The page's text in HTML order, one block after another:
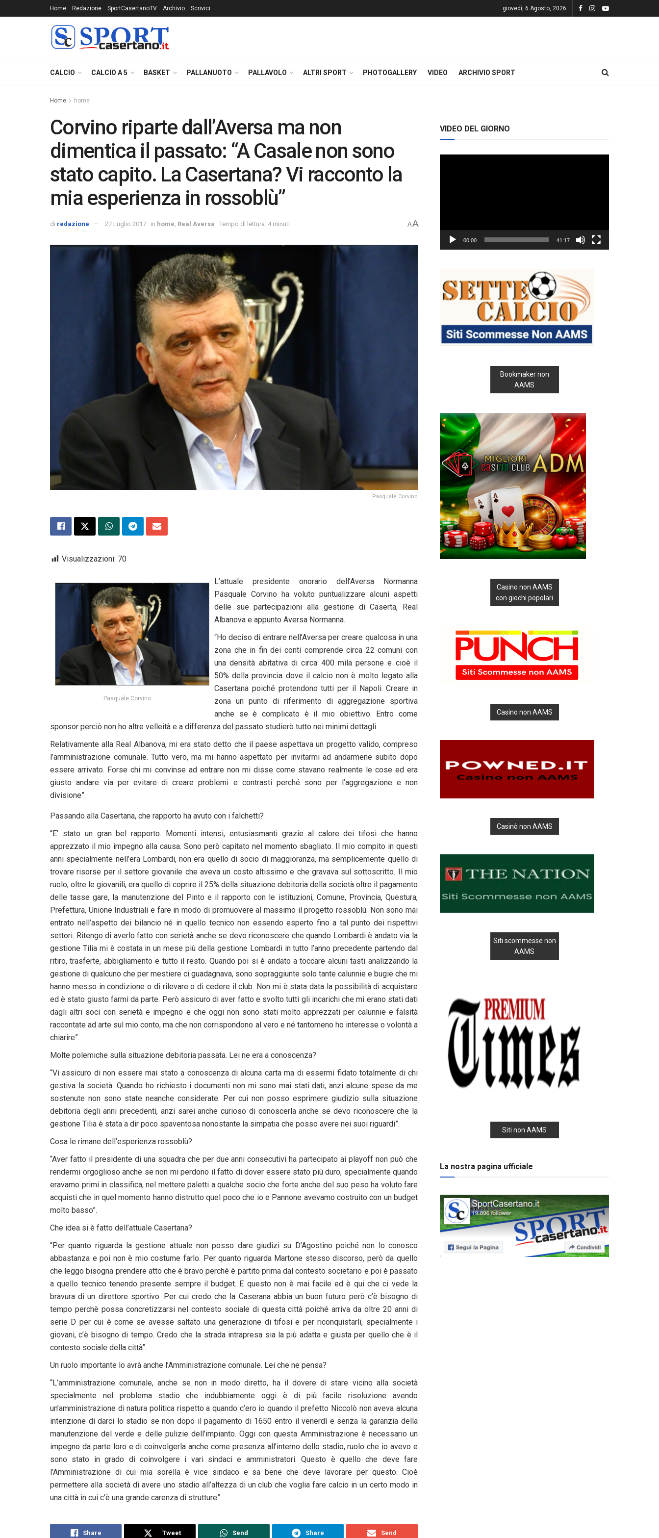
Home Redazione SportCasertanoTV Archivio Scrivici giovedì, 6 Agosto, 2026
CALCIO CALCIO A 5 BASKET PALLANUOTO PALLAVOLO ALTRI SPORT PHOTOGALLERY VIDEO ARCHIVIO SPORT
Home home
Corvino riparte dall’Aversa ma non
dimentica il passato: “A Casale non sono
stato capito. La Casertana? Vi racconto la
mia esperienza in rossoblù”
di redazione 27 Luglio 2017 in home Real Aversa Tempo di lettura: 4 minuti AA
Pasquale Corvino
Visualizzazioni: 70
Pasquale Corvino
L’attuale presidente onorario dell’Aversa Normanna
Pasquale Corvino ha voluto puntualizzare alcuni aspetti
delle sue partecipazioni alla gestione di Caserta, Real
Albanova e appunto Aversa Normanna.
“Ho deciso di entrare nell’Aversa per creare qualcosa in una
zona che in fin dei conti comprende circa 22 comuni con
una densità abitativa di circa 400 mila persone e cioè il
50% della provincia dove il calcio non è molto legato alla
Casertana poiché protendono tutti per il Napoli. Creare in
zona un punto di riferimento di aggregazione sportiva
anche se è complicato è il mio obiettivo. Entro come
sponsor perciò non ho altre velleità e a differenza del passato studierò tutto nei minimi dettagli.
Relativamente alla Real Albanova, mi era stato detto che il paese aspettava un progetto valido, compreso
l’amministrazione comunale. Tutto vero, ma mi hanno aspettato per invitarmi ad andarmene subito dopo
essere arrivato. Forse chi mi convinse ad entrare non mi disse come stavano realmente le cose ed era
giusto andare via per evitare di creare problemi e contrasti perché sono per l’aggregazione e non
divisione”.
Passando alla Casertana, che rapporto ha avuto con i falchetti?
“E’ stato un gran bel rapporto. Momenti intensi, entusiasmanti grazie al calore dei tifosi che hanno
apprezzato il mio impegno alla causa. Sono però capitato nel momento sbagliato. Il mio compito in questi
anni specialmente nell’era Lombardi, non era quello di socio di maggioranza, ma semplicemente quello di
trovare risorse per il settore giovanile che aveva un costo altissimo e che gravava sul sottoscritto. Il mio
ruolo, oltre le giovanili, era quello di coprire il 25% della situazione debitoria della società oltre il pagamento
delle tasse gare, la manutenzione del Pinto e il rapporto con le istituzioni, Comune, Provincia, Questura,
Prefettura, Unione Industriali e fare in modo di promuovere al massimo il progetto rossoblù. Non sono mai
entrato nell’aspetto dei bilancio né in quello tecnico non essendo esperto fino a tal punto dei rispettivi
settori. Ritengo di averlo fatto con serietà anche se devo riconoscere che quando Lombardi è andato via la
gestione Tilia mi è costata in un mese più della gestione Lombardi in tutto l’anno precedente partendo dal
ritiro, trasferte, abbigliamento e tutto il resto. Quando poi si è andato a toccare alcuni tasti analizzando la
gestione di qualcuno che per mestiere ci guadagnava, sono sopraggiunte solo tante calunnie e bugie che mi
hanno messo in condizione o di rilevare o di cedere il club. Non mi è stata data la possibilità di acquistare
ed è stato giusto farmi da parte. Però assicuro di aver fatto e svolto tutti gli incarichi che mi erano stati dati
dagli altri soci con serietà e impegno e che oggi non sono stati molto apprezzati per calunnie e falsità
raccontate ad arte sul mio conto, ma che non corrispondono al vero e né tantomeno ho interesse o volontà a
chiarire”.
Molte polemiche sulla situazione debitoria passata. Lei ne era a conoscenza?
“Vi assicuro di non essere mai stato a conoscenza di alcuna carta ma di essermi fidato totalmente di chi
gestiva la società. Quando ho richiesto i documenti non mi sono mai stati dati, anzi alcune spese da me
sostenute non sono state neanche considerate. Per cui non posso esprimere giudizio sulla situazione
debitoria degli anni precedenti, anzi sarei anche curioso di conoscerla anche se devo riconoscere che la
gestione Tilia è stata a dir poco spaventosa nonostante la simpatia che posso avere nei suoi riguardi”.
Cosa le rimane dell’esperienza rossoblù?
“Aver fatto il presidente di una squadra che per due anni consecutivi ha partecipato ai playoff non può che
rendermi orgoglioso anche se non mi perdono il fatto di dover essere stato più duro, specialmente quando
eravamo primi in classifica, nel mettere paletti a qualche socio che forte anche del suo peso ha voluto fare
acquisti che in quel momento hanno distrutto quel poco che io e Pannone avevamo costruito con un budget
molto basso”.
Che idea si è fatto dell’attuale Casertana?
“Per quanto riguarda la gestione attuale non posso dare giudizi su D’Agostino poiché non lo conosco
abbastanza e poi non è mio costume farlo. Per quanto riguarda Martone stesso discorso, però da quello
che leggo bisogna prendere atto che è bravo perché è partito prima dal contesto societario e poi è passato
a quello tecnico tenendo presente sempre il budget. E questo non è mai facile ed è qui che ci vede la
bravura di un direttore sportivo. Per cui credo che la Caserana abbia un buon futuro però c’è bisogno di
tempo perchè possa concretizzarsi nel contesto sociale di questa città poiché arriva da oltre 20 anni di
serie D per cui è come se avesse saltato una generazione di tifosi e per riconquistarli, specialmente i
giovani, c’è bisogno di tempo. Credo che la strada intrapresa sia la più adatta e giusta per quello che è il
contesto sociale della città”.
Un ruolo importante lo avrà anche l’Amministrazione comunale. Lei che ne pensa?
“L’amministrazione comunale, anche se non in modo diretto, ha il dovere di stare vicino alla società
specialmente nel problema stadio che indubbiamente oggi è di più facile risoluzione avendo
un’amministrazione di natura politica rispetto a quando c’ero io quando il prefetto Niccolò non aveva alcuna
intenzione di darci lo stadio se non dopo il pagamento di 1650 entro il venerdì e senza la garanzia della
manutenzione del verde e delle pulizie dell’impianto. Oggi con questa Amministrazione è necessario un
impegno da parte loro e di coinvolgerla anche come presenza all’interno dello stadio, ruolo che io avevo e
sono stato in grado di coinvolgere i vari sindaci e amministratori. Questo è quello che deve fare
l’Amministrazione di cui mia sorella è vice sindaco e sa bene che deve lavorare per questo. Cioè
permettere alla società di avere uno stadio all’altezza di un club che voglia fare calcio in un certo modo in
una città in cui c’è una grande carenza di strutture”.
Share Tweet Send Share Send
VIDEO DEL GIORNO
00:00 41:17
Bookmaker non
AAMS
Casino non AAMS
con giochi popolari
Casino non AAMS
Casinò non AAMS
Siti scommesse non
AAMS
Siti non AAMS
La nostra pagina ufficiale